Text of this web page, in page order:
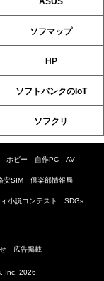
ソフマップ
HP
ソフトバンクのIoT
ソフクリ
ホビー 自作PC AV
安SIM 倶楽部情報局
小説コンテスト SDGs
広告掲載
Inc. 2026